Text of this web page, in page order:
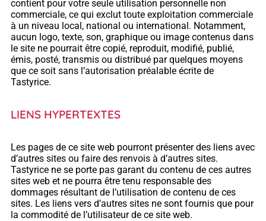
contient pour votre seule utilisation personnelle non
commerciale, ce qui exclut toute exploitation commerciale
à un niveau local, national ou international. Notamment,
aucun logo, texte, son, graphique ou image contenus dans
le site ne pourrait être copié, reproduit, modifié, publié,
émis, posté, transmis ou distribué par quelques moyens
que ce soit sans l’autorisation préalable écrite de
Tastyrice.
LIENS HYPERTEXTES
Les pages de ce site web pourront présenter des liens avec
d’autres sites ou faire des renvois à d’autres sites.
Tastyrice ne se porte pas garant du contenu de ces autres
sites web et ne pourra être tenu responsable des
dommages résultant de l’utilisation de contenu de ces
sites. Les liens vers d’autres sites ne sont fournis que pour
la commodité de l’utilisateur de ce site web.